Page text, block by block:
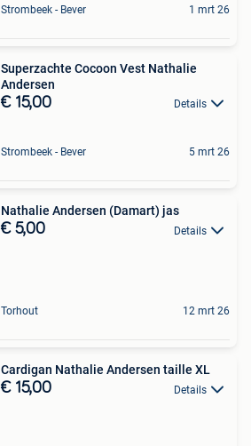
Strombeek - Bever 1 mrt 26
Superzachte Cocoon Vest Nathalie
Andersen
€ 15,00 Details
Strombeek - Bever 5 mrt 26
Nathalie Andersen (Damart) jas
€ 5,00 Details
Torhout 12 mrt 26
Cardigan Nathalie Andersen taille XL
€ 15,00 Details